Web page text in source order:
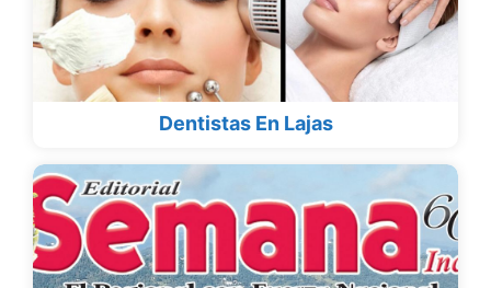
Dentistas En Lajas